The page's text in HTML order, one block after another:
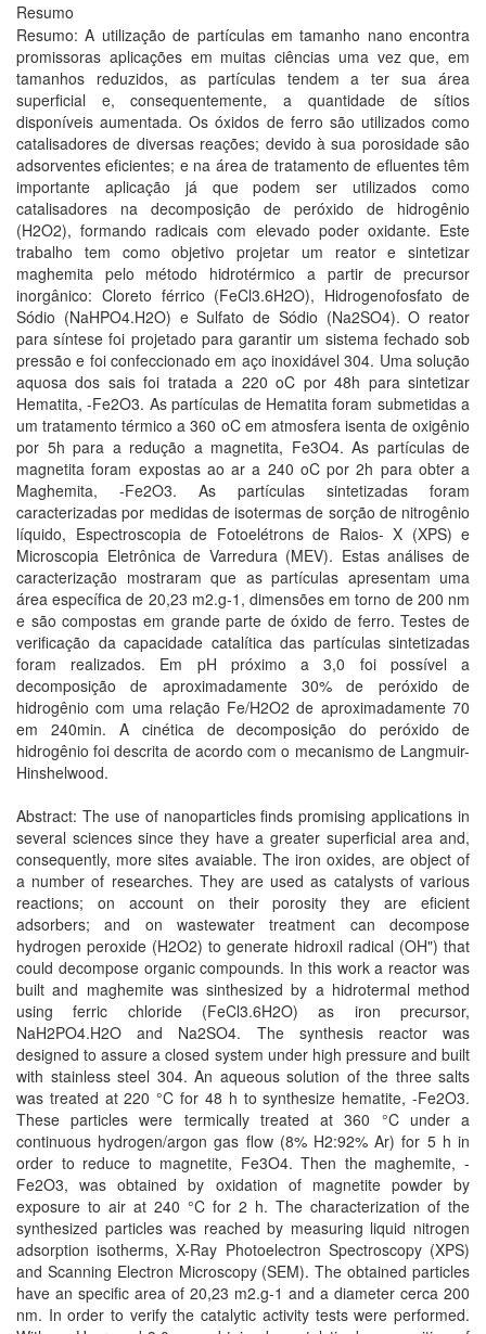
Resumo
Resumo: A utilização de partículas em tamanho nano encontra
promissoras aplicações em muitas ciências uma vez que, em
tamanhos reduzidos, as partículas tendem a ter sua área
superficial e, consequentemente, a quantidade de sítios
disponíveis aumentada. Os óxidos de ferro são utilizados como
catalisadores de diversas reações; devido à sua porosidade são
adsorventes eficientes; e na área de tratamento de efluentes têm
importante aplicação já que podem ser utilizados como
catalisadores na decomposição de peróxido de hidrogênio
(H2O2), formando radicais com elevado poder oxidante. Este
trabalho tem como objetivo projetar um reator e sintetizar
maghemita pelo método hidrotérmico a partir de precursor
inorgânico: Cloreto férrico (FeCl3.6H2O), Hidrogenofosfato de
Sódio (NaHPO4.H2O) e Sulfato de Sódio (Na2SO4). O reator
para síntese foi projetado para garantir um sistema fechado sob
pressão e foi confeccionado em aço inoxidável 304. Uma solução
aquosa dos sais foi tratada a 220 oC por 48h para sintetizar
Hematita, -Fe2O3. As partículas de Hematita foram submetidas a
um tratamento térmico a 360 oC em atmosfera isenta de oxigênio
por 5h para a redução a magnetita, Fe3O4. As partículas de
magnetita foram expostas ao ar a 240 oC por 2h para obter a
Maghemita, -Fe2O3. As partículas sintetizadas foram
caracterizadas por medidas de isotermas de sorção de nitrogênio
líquido, Espectroscopia de Fotoelétrons de Raios- X (XPS) e
Microscopia Eletrônica de Varredura (MEV). Estas análises de
caracterização mostraram que as partículas apresentam uma
área específica de 20,23 m2.g-1, dimensões em torno de 200 nm
e são compostas em grande parte de óxido de ferro. Testes de
verificação da capacidade catalítica das partículas sintetizadas
foram realizados. Em pH próximo a 3,0 foi possível a
decomposição de aproximadamente 30% de peróxido de
hidrogênio com uma relação Fe/H2O2 de aproximadamente 70
em 240min. A cinética de decomposição do peróxido de
hidrogênio foi descrita de acordo com o mecanismo de Langmuir-
Hinshelwood.
Abstract: The use of nanoparticles finds promising applications in
several sciences since they have a greater superficial area and,
consequently, more sites avaiable. The iron oxides, are object of
a number of researches. They are used as catalysts of various
reactions; on account on their porosity they are eficient
adsorbers; and on wastewater treatment can decompose
hydrogen peroxide (H2O2) to generate hidroxil radical (OH") that
could decompose organic compounds. In this work a reactor was
built and maghemite was sinthesized by a hidrotermal method
using ferric chloride (FeCl3.6H2O) as iron precursor,
NaH2PO4.H2O and Na2SO4. The synthesis reactor was
designed to assure a closed system under high pressure and built
with stainless steel 304. An aqueous solution of the three salts
was treated at 220 °C for 48 h to synthesize hematite, -Fe2O3.
These particles were termically treated at 360 °C under a
continuous hydrogen/argon gas flow (8% H2:92% Ar) for 5 h in
order to reduce to magnetite, Fe3O4. Then the maghemite, -
Fe2O3, was obtained by oxidation of magnetite powder by
exposure to air at 240 °C for 2 h. The characterization of the
synthesized particles was reached by measuring liquid nitrogen
adsorption isotherms, X-Ray Photoelectron Spectroscopy (XPS)
and Scanning Electron Microscopy (SEM). The obtained particles
have an specific area of 20,23 m2.g-1 and a diameter cerca 200
nm. In order to verify the catalytic activity tests were performed.